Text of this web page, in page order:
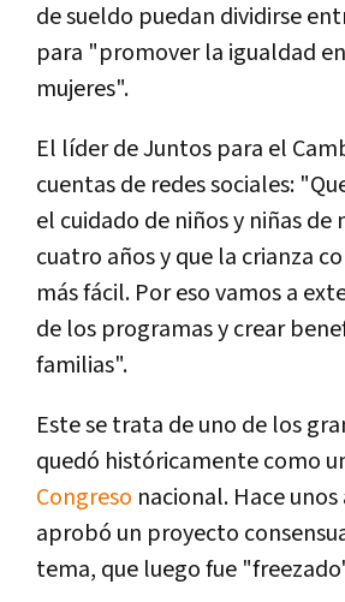
de sueldo puedan dividirse
para "promover la igualdad
mujeres".
El líder de Juntos para el
cuentas de redes sociales:
el cuidado de niños y niñas de
cuatro años y que la crianza
más fácil. Por eso vamos a
de los programas y crear
familias".
Este se trata de uno de los
quedó históricamente como
Congreso nacional. Hace
aprobó un proyecto
tema, que luego fue